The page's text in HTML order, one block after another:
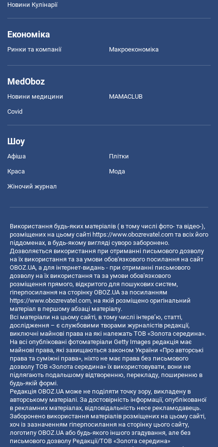
Новини Кулінарії
Економіка
Ринки та компанії Макроекономіка
MedOboz
Новини медицини MAMACLUB
Covid
Шоу
Афіша Плітки
Краса Мода
Жіночий журнал
Використання будь-яких матеріалів ( в тому числі фото- та відео-),
розміщених на цьому сайті https://www.obozrevatel.com та всіх його
піддоменах, в будь-якому вигляді суворо заборонено.
Дозволяється використання при отриманні письмового дозволу
на їх використання та за умови обов'язкового посилання на сайт
OBOZ.UA, а для інтернет-видань - при отриманні письмового
дозволу на їх використання та за умови обов'язкового
розміщення прямого, відкритого для пошукових систем,
гіперпосилання на сторінку OBOZ.UA за посиланням
https://www.obozrevatel.com, на якій розміщено оригінальний
матеріал в першому абзаці матеріалу.
Всі матеріали на цьому сайті, в тому числі інтерв’ю, статті,
дослідження – є службовими творами журналістів редакції,
виключні майнові права на які належать ТОВ «Золота середина».
На всі опубліковані фотоматеріали Getty Images редакція має
майнові права, які захищаються законом України «Про авторські
права та суміжні права», ніхто не має права без письмового
дозволу ТОВ «Золота середина» їх використовувати, вони не
підлягають подальшому відтворенню, перекладу, поширенню в
будь-якій формі.
Редакція OBOZ.UA може не поділяти точку зору, викладену в
авторському матеріалі. За достовірність інформації, опублікованої
в рекламних матеріалах, відповідальність несе рекламодавець.
Заборонено використання матеріалів розміщених на цьому сайті,
хоч із зазначенням гіперпосилання на сторінку цього сайту,
логотипу OBOZ.UA або будь-якого іншого згадування, але без
письмового дозволу Редакції/ТОВ «Золота середина»